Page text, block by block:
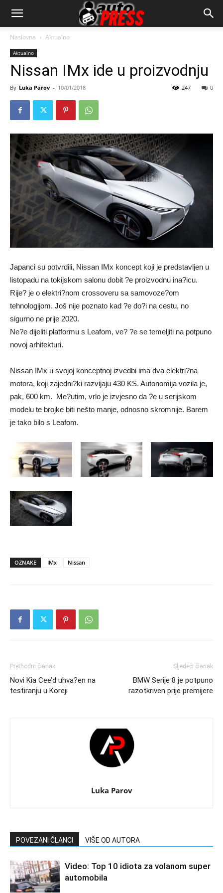
AutopressHR
Naslovna Aktualno
Aktualno
Nissan IMx ide u proizvodnju
By Luka Parov - 10/01/2018 0
247
Japanci su potvrdili, Nissan IMx koncept koji je predstavljen u
listopadu na tokijskom salonu dobit ?e proizvodnu ina?icu.
Rije? je o elektri?nom crossoveru sa samovoze?om
tehnologijom. Još nije poznato kad ?e do?i na cestu, no
sigurno ne prije 2020.
Ne?e dijeliti platformu s Leafom, ve? ?e se temeljiti na potpuno
novoj arhitekturi.
Nissan IMx u svojoj konceptnoj izvedbi ima dva elektri?na
motora, koji zajedni?ki razvijaju 430 KS. Autonomija vozila je,
pak, 600 km. Me?utim, vrlo je izvjesno da ?e u serijskom
modelu te brojke biti nešto manje, odnosno skromnije. Barem
je tako bilo s Leafom.
OZNAKE IMx Nissan
Prethodni članak
Novi Kia Cee’d uhva?en na
testiranju u Koreji
Sljedeći članak
BMW Serije 8 je potpuno
razotkriven prije premijere
Luka Parov
POVEZANI ČLANCI VIŠE OD AUTORA
Video: Top 10 idiota za volanom super
automobila